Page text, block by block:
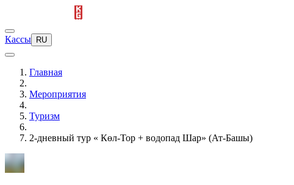
Кассы RU
Главная
Мероприятия
Туризм
2-дневный тур « Көл-Тор + водопад Шар» (Ат-Башы)